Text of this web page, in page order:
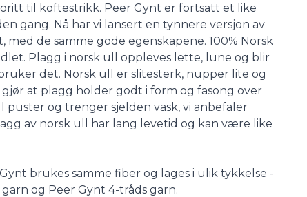
til koftestrikk. Peer Gynt er fortsatt et like
gang. Nå har vi lansert en tynnere versjon av
de samme gode egenskapene. 100% Norsk
Plagg i norsk ull oppleves lette, lune og blir
det. Norsk ull er slitesterk, nupper lite og
gjør at plagg holder godt i form og fasong over
puster og trenger sjelden vask, vi anbefaler
av norsk ull har lang levetid og kan være like
brukes samme fiber og lages i ulik tykkelse -
og Peer Gynt 4-tråds garn.